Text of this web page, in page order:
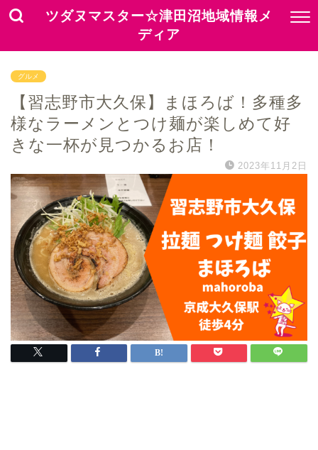
ツダヌマスター☆津田沼地域情報メ
ディア
グルメ
【習志野市大久保】まほろば！多種多
様なラーメンとつけ麺が楽しめて好
きな一杯が見つかるお店！
2023年11月2日